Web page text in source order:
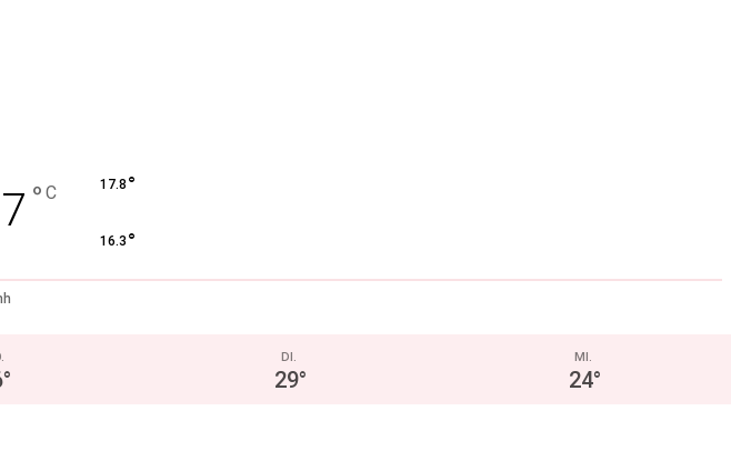
° C 17.8 °
16.3 °
°
DI.
29°
MI.
24°